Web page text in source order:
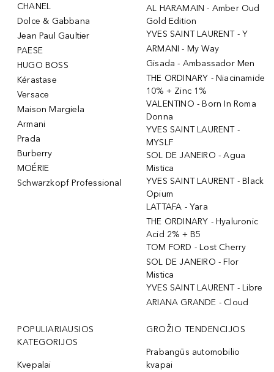
CHANEL
Dolce & Gabbana
Jean Paul Gaultier
PAESE
HUGO BOSS
Kérastase
Versace
Maison Margiela
Armani
Prada
Burberry
MOÉRIE
Schwarzkopf Professional
AL HARAMAIN - Amber Oud
Gold Edition
YVES SAINT LAURENT - Y
ARMANI - My Way
Gisada - Ambassador Men
THE ORDINARY - Niacinamide
10% + Zinc 1%
VALENTINO - Born In Roma
Donna
YVES SAINT LAURENT -
MYSLF
SOL DE JANEIRO - Agua
Mistica
YVES SAINT LAURENT - Black
Opium
LATTAFA - Yara
THE ORDINARY - Hyaluronic
Acid 2% + B5
TOM FORD - Lost Cherry
SOL DE JANEIRO - Flor
Mistica
YVES SAINT LAURENT - Libre
ARIANA GRANDE - Cloud
POPULIARIAUSIOS
KATEGORIJOS
Kvepalai
GROŽIO TENDENCIJOS
Prabangūs automobilio
kvapai